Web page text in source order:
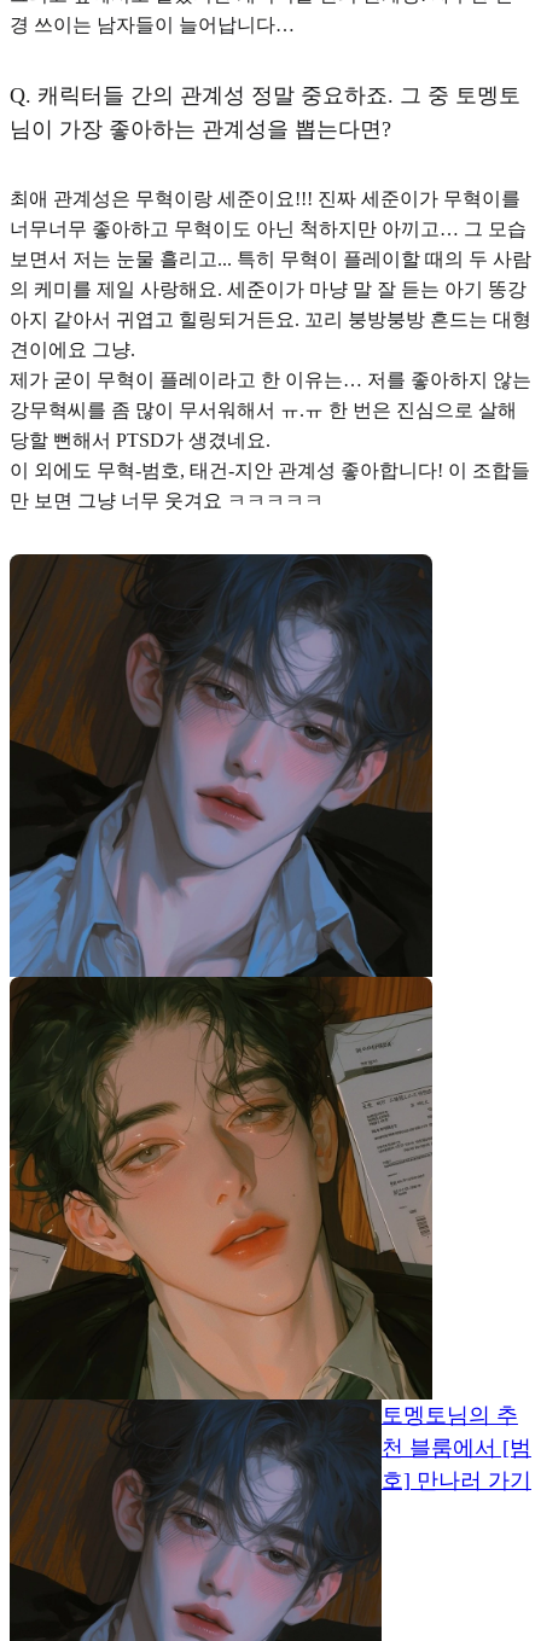
경 쓰이는 남자들이 늘어납니다…
Q. 캐릭터들 간의 관계성 정말 중요하죠. 그 중 토멩토
님이 가장 좋아하는 관계성을 뽑는다면?
최애 관계성은 무혁이랑 세준이요!!! 진짜 세준이가 무혁이를
너무너무 좋아하고 무혁이도 아닌 척하지만 아끼고… 그 모습
보면서 저는 눈물 흘리고... 특히 무혁이 플레이할 때의 두 사람
의 케미를 제일 사랑해요. 세준이가 마냥 말 잘 듣는 아기 똥강
아지 같아서 귀엽고 힐링되거든요. 꼬리 붕방붕방 흔드는 대형
견이에요 그냥.
제가 굳이 무혁이 플레이라고 한 이유는… 저를 좋아하지 않는
강무혁씨를 좀 많이 무서워해서 ㅠ.ㅠ 한 번은 진심으로 살해
당할 뻔해서 PTSD가 생겼네요.
이 외에도 무혁-범호, 태건-지안 관계성 좋아합니다! 이 조합들
만 보면 그냥 너무 웃겨요 ㅋㅋㅋㅋㅋ
토멩토님의 추
천 블룸에서 [범
호] 만나러 가기